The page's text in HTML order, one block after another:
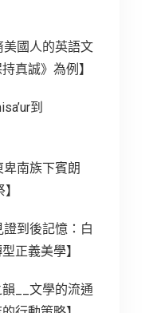
美國人的英語文
真誠》為例】
到
卑南族下賓朗
證到後記憶：白
正義美學】
韻__文學的流通